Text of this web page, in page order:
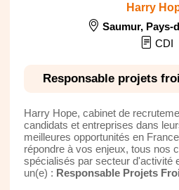
Harry
Saumur, Pays-
CDI
Responsable projets
Harry Hope, cabinet de
candidats et entreprises dans
meilleures opportunités en
répondre à vos enjeux, tous nos
spécialisés par secteur d'activité
un(e) : Responsable Projets